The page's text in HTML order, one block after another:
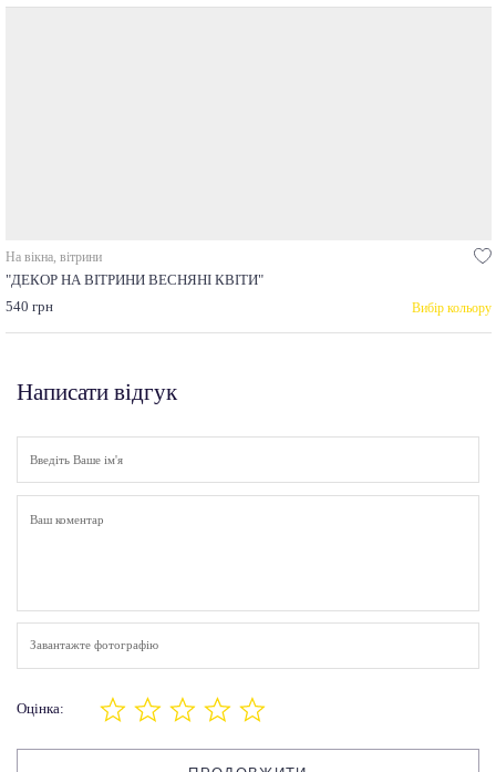
На вікна, вітрини
"ДЕКОР НА ВІТРИНИ ВЕСНЯНІ КВІТИ"
540 грн
Вибір кольору
Написати відгук
Завантажте фотографію
Оцінка: